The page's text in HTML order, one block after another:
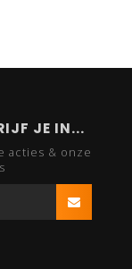
JE IN...
acties & onze